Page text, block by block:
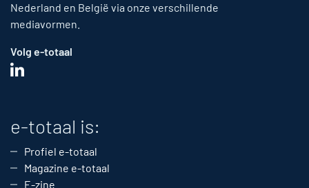
Nederland en België via onze verschillende
mediavormen.
Volg e-totaal
e-totaal is:
Profiel e-totaal
Magazine e-totaal
E-zine